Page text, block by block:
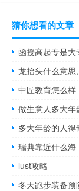
猜你想看的文章
函授高起专是大
龙抬头什么意
中匠教育怎么样
做生意人多大年
多大年龄的人得
瑞典靠近什么海
lust攻略
冬天跑步装备预